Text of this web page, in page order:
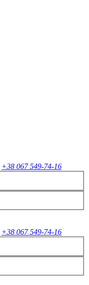
+38 067 549-74-16
+38 067 549-74-16